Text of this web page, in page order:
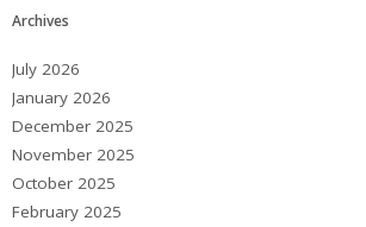
Archives
July 2026
January 2026
December 2025
November 2025
October 2025
February 2025